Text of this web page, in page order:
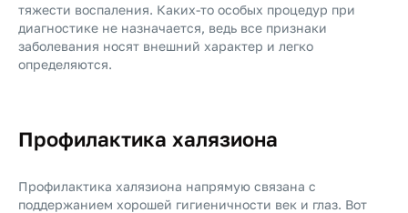
тяжести воспаления. Каких-то особых процедур при
диагностике не назначается, ведь все признаки
заболевания носят внешний характер и легко
определяются.
Профилактика халязиона
Профилактика халязиона напрямую связана с
поддержанием хорошей гигиеничности век и глаз. Вот